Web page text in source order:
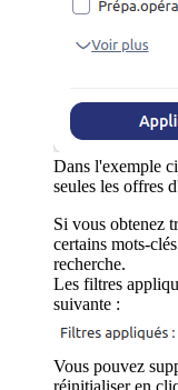
Dans l'exemple
seules les offres
Si vous obtenez
certains mots-
recherche.
Les filtres
suivante :
Vous pouvez
réinitialiser en